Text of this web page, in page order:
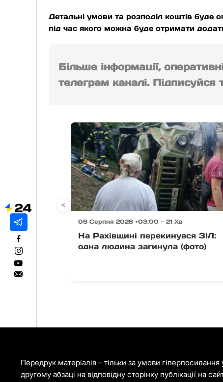
Детальні умови та розподіл коштів буде
під час якого можна буде отримати
Більше інформації,
телеграм каналі. Підписуйся
09 Серпня 2026 +03:00 — 21 Хв
На Рахівщині перекинувся ЗІЛ:
одна людина загинула (фото)
<
Передрук матеріалів – тільки за умови
другому абзаці на відповідну сторінку публікації на